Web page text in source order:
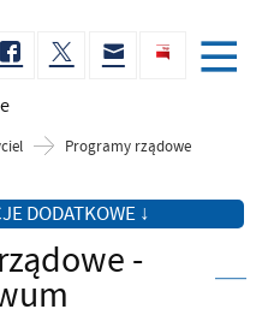
Programy rządowe
DODATKOWE ↓
-